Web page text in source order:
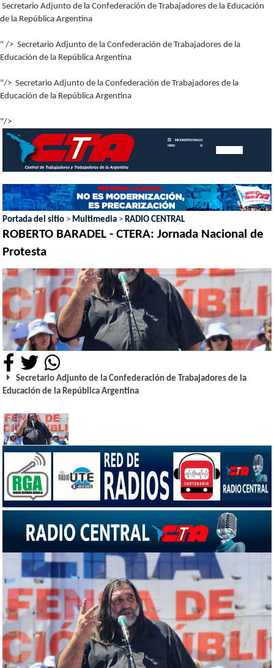
Secretario Adjunto de la Confederación de Trabajadores de la Educación
de la República Argentina
" /> Secretario Adjunto de la Confederación de Trabajadores de la
Educación de la República Argentina
"/> Secretario Adjunto de la Confederación de Trabajadores de la
Educación de la República Argentina
"/>
MENU
INICIOINSTITUCIONAL MEMORIAS
ANUALES
Portada del sitio > Multimedia >RADIO CENTRAL
ROBERTO BARADEL - CTERA: Jornada Nacional de
Protesta
Secretario Adjunto de la Confederación de Trabajadores de la
Educación de la República Argentina